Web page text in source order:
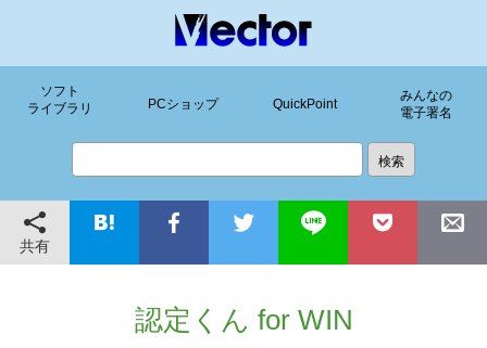
ソフト
ライブラリ
PCショップ QuickPoint
みんなの
電子署名
共有
認定くん for WIN